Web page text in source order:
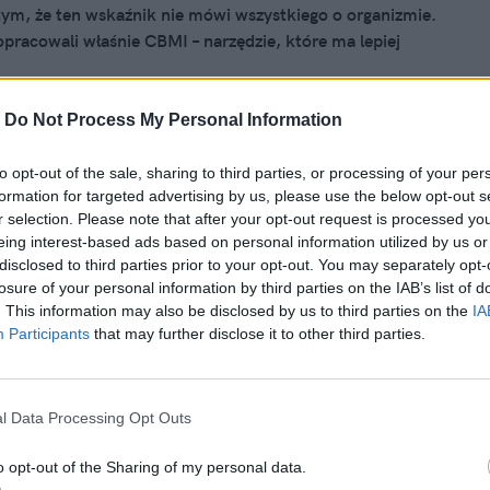
Do Not Process My Personal Information
opt-out of the sale, sharing to third parties, or processing of your
for targeted advertising by us, please use the below opt-out
selection. Please note that after your opt-out request is processed
interest-based ads based on personal information utilized by us
to third parties prior to your opt-out. You may separately
of your personal information by third parties on the IAB’s list of
This information may also be disclosed by us to third parties on the
Participants that may further disclose it to other third parties.
Data Processing Opt Outs
opt-out of the Sharing of my personal data.
że ten wskaźnik nie mówi wszystkiego o organizmie.
właśnie CBMI – narzędzie, które ma lepiej
08:38
trening na zdrowe serce. Mocny
wręcz uratować życie
może zdradzać, jak duże jest ryzyko zawału. Według
z Uniwersytetu Edynburskiego cennych wskazówek
również mięśnie klatki piersiowej i pleców. Istotna nie jest
lecz jakość, która najpewniej wiąże się z